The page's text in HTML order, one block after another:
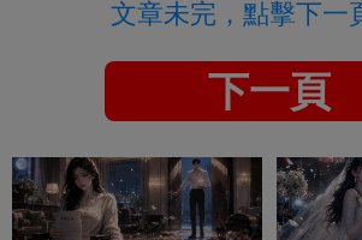
文章未完，點擊下一
下一頁